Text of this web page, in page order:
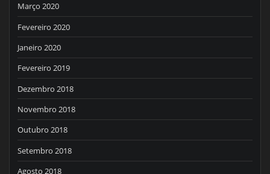
Março 2020
Fevereiro 2020
Janeiro 2020
Fevereiro 2019
Dezembro 2018
Novembro 2018
Outubro 2018
Setembro 2018
Agosto 2018